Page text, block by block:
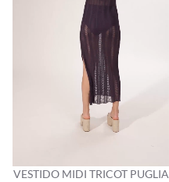
VESTIDO MIDI TRICOT PUGLIA